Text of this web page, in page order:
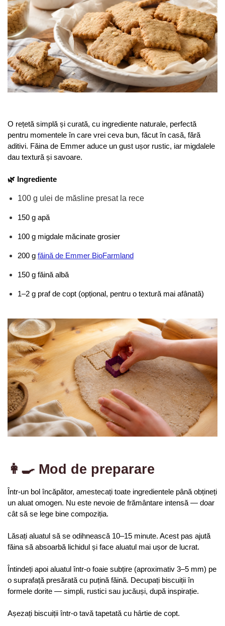
O rețetă simplă și curată, cu ingrediente naturale, perfectă
pentru momentele în care vrei ceva bun, făcut în casă, fără
aditivi. Făina de Emmer aduce un gust ușor rustic, iar migdalele
dau textură și savoare.
🌿 Ingrediente
100 g ulei de măsline presat la rece
150 g apă
100 g migdale măcinate grosier
200 g făină de Emmer BioFarmland
150 g făină albă
1–2 g praf de copt (opțional, pentru o textură mai afânată)
👩‍🍳 Mod de preparare
Într-un bol încăpător, amestecați toate ingredientele până obțineți
un aluat omogen. Nu este nevoie de frământare intensă — doar
cât să se lege bine compoziția.
Lăsați aluatul să se odihnească 10–15 minute. Acest pas ajută
făina să absoarbă lichidul și face aluatul mai ușor de lucrat.
Întindeți apoi aluatul într-o foaie subțire (aproximativ 3–5 mm) pe
o suprafață presărată cu puțină făină. Decupați biscuiții în
formele dorite — simpli, rustici sau jucăuși, după inspirație.
Așezați biscuiții într-o tavă tapetată cu hârtie de copt.